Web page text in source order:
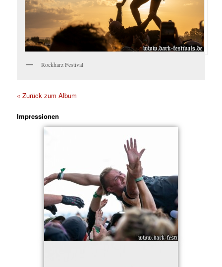
Rockharz Festival
« Zurück zum Album
Impressionen